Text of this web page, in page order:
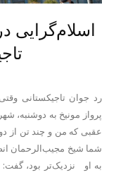
اسلام‌گرایی
رد جوان تاجیکستانی
پرواز مونیخ به دوشنبه،
عقبی که من و چند تن از
شما شیخ مجیب‌الرحمان
به او نزدیک‌تر بود،